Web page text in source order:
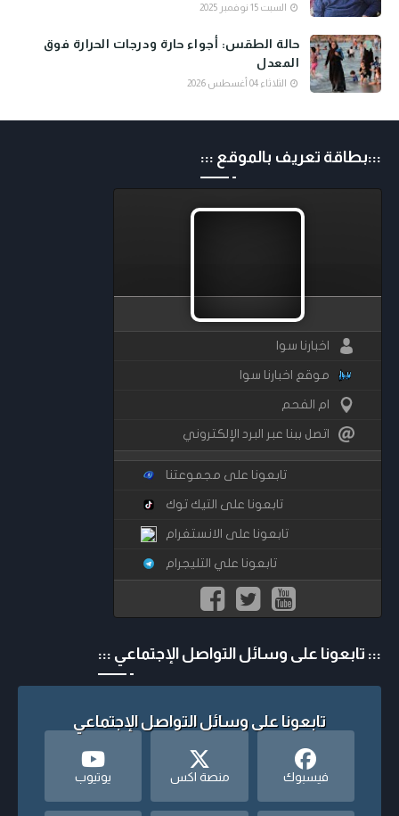
السبت 15 نوفمبر 2025
حالة الطقس: أجواء حارة ودرجات الحرارة فوق
المعدل
الثلاثاء 04 أغسطس 2026
:::بطاقة تعريف بالموقع :::
اخبارنا سوا
موقع اخبارنا سوا
ام الفحم
اتصل ببنا عبر البرد الإلكتروني
تابعونا على مجموعتنا
تابعونا على التيك توك
تابعونا على الانستغرام
تابعونا علي التليجرام
::: تابعونا على وسائل التواصل الإجتماعي :::
تابعونا على وسائل التواصل الإجتماعي
فيسبوك منصة اكس يوتيوب